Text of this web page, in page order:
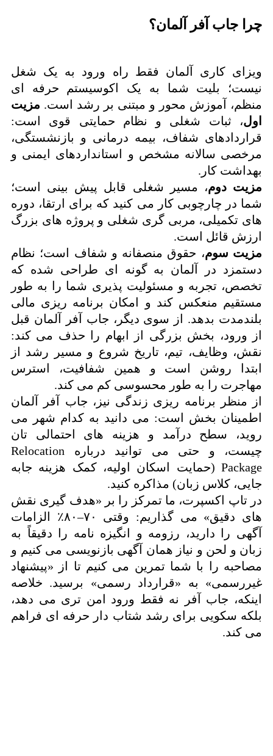
چرا جاب آفر آلمان؟
ویزای کاری آلمان فقط راه ورود به یک شغل
نیست؛ بلیت شما به یک اکوسیستم حرفه ای
منظم، آموزش محور و مبتنی بر رشد است. مزیت
اول، ثبات شغلی و نظام حمایتی قوی است:
قراردادهای شفاف، بیمه درمانی و بازنشستگی،
مرخصی سالانه مشخص و استانداردهای ایمنی و
بهداشت کار.
مزیت دوم، مسیر شغلی قابل پیش بینی است؛
شما در چارچوبی کار می کنید که برای ارتقا، دوره
های تکمیلی، مربی گری شغلی و پروژه های بزرگ
ارزش قائل است.
مزیت سوم، حقوق منصفانه و شفاف است؛ نظام
دستمزد در آلمان به گونه ای طراحی شده که
تخصص، تجربه و مسئولیت پذیری شما را به طور
مستقیم منعکس کند و امکان برنامه ریزی مالی
بلندمدت بدهد. از سوی دیگر، جاب آفر آلمان قبل
از ورود، بخش بزرگی از ابهام را حذف می کند:
نقش، وظایف، تیم، تاریخ شروع و مسیر رشد از
ابتدا روشن است و همین شفافیت، استرس
مهاجرت را به طور محسوسی کم می کند.
از منظر برنامه ریزی زندگی نیز، جاب آفر آلمان
اطمینان بخش است: می دانید به کدام شهر می
روید، سطح درآمد و هزینه های احتمالی تان
چیست، و حتی می توانید درباره Relocation
Package (حمایت اسکان اولیه، کمک هزینه جابه
جایی، کلاس زبان) مذاکره کنید.
در تاپ اکسپرت، ما تمرکز را بر «هدف گیری نقش
های دقیق» می گذاریم: وقتی ۷۰–۸۰٪ الزامات
آگهی را دارید، رزومه و انگیزه نامه را دقیقاً به
زبان و لحن و نیاز همان آگهی بازنویسی می کنیم و
مصاحبه را با شما تمرین می کنیم تا از «پیشنهاد
غیررسمی» به «قرارداد رسمی» برسید. خلاصه
اینکه، جاب آفر نه فقط ورود امن تری می دهد،
بلکه سکویی برای رشد شتاب دار حرفه ای فراهم
می کند.